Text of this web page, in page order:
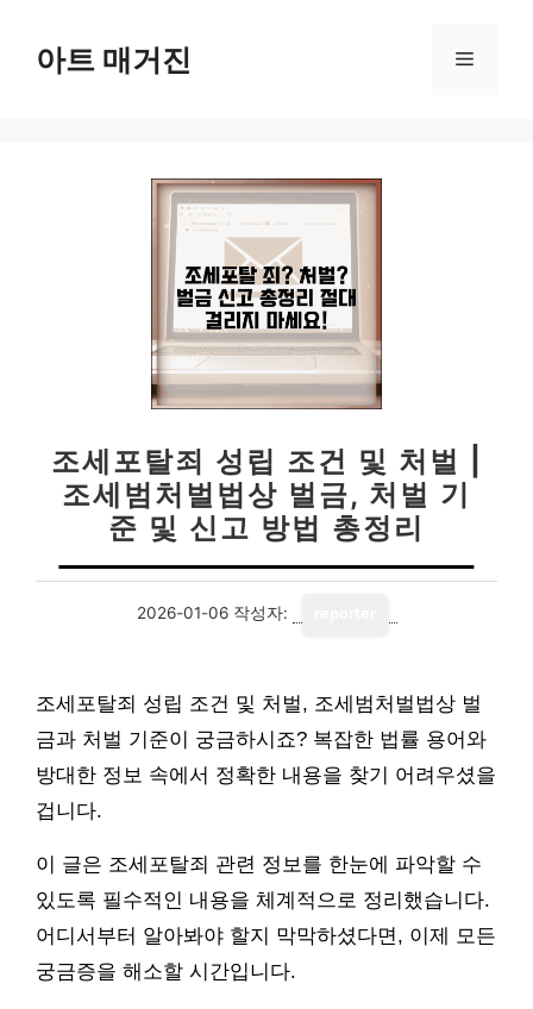
아트 매거진 메
조세포탈죄 성립 조건 및 처벌 |
조세범처벌법상 벌금, 처벌 기
준 및 신고 방법 총정리
2026-01-06 작성자:
조세포탈죄 성립 조건 및 처벌, 조세범처벌법상 벌
금과 처벌 기준이 궁금하시죠? 복잡한 법률 용어와
방대한 정보 속에서 정확한 내용을 찾기 어려우셨을
겁니다.
이 글은 조세포탈죄 관련 정보를 한눈에 파악할 수
있도록 필수적인 내용을 체계적으로 정리했습니다.
어디서부터 알아봐야 할지 막막하셨다면, 이제 모든
궁금증을 해소할 시간입니다.